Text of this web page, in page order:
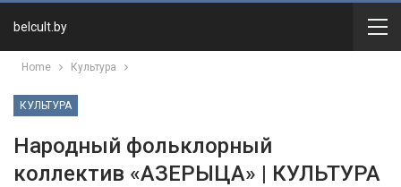
belcult.by
Home Культура
КУЛЬТУРА
Народный фольклорный
коллектив «АЗЕРЫЦА» | КУЛЬТУРА